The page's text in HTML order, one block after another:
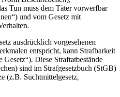
Tun muss dem Täter vorwerfbar
und vom Gesetz mit
ausdrücklich vorgesehenen
entspricht, kann Strafbarkeit
Diese Straftatbestände
sind im Strafgesetzbuch (StGB)
(z.B. Suchtmittelgesetz,